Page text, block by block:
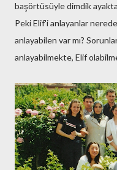
başörtüsüyle dimdik
Peki Elif'i anlayanlar
anlayabilen var mı?
anlayabilmekte, Elif